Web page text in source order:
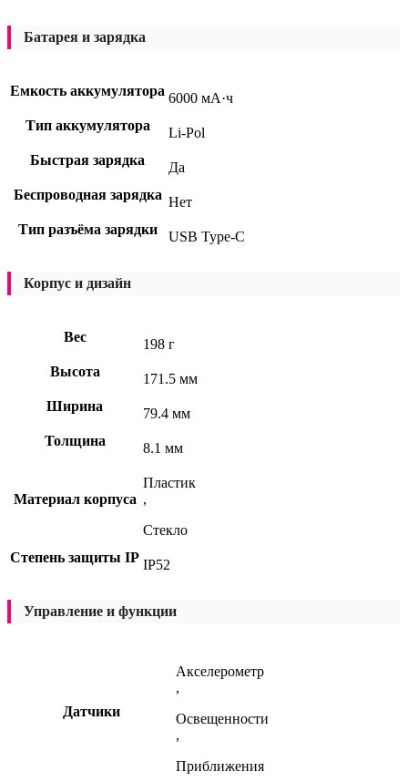
Батарея и зарядка
Емкость аккумулятора 6000 мА·ч
Тип аккумулятора
Li-Pol
Быстрая зарядка
Да
Беспроводная зарядка Нет
Тип разъёма зарядки
USB Type-C
Корпус и дизайн
Вес
198 г
Высота
171.5 мм
Ширина
79.4 мм
Толщина
8.1 мм
Материал корпуса
Пластик
,
Стекло
Степень защиты IP IP52
Управление и функции
Датчики
Акселерометр
,
Освещенности
,
Приближения